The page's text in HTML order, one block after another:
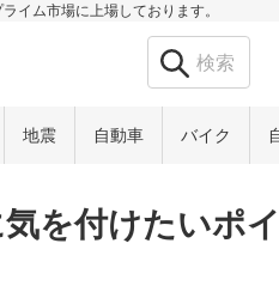
イム市場に上場しております。
地震 自動車 バイク
を付けたいポ